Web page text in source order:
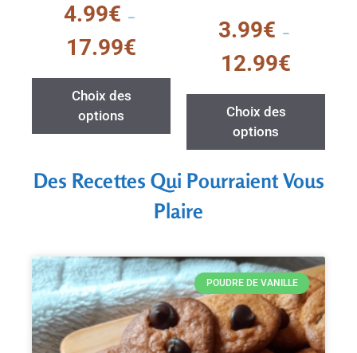
s
u
5
4.99€ –
17.99€
Choix des
options
s
u
5
3.99€ –
12.99€
Choix des
options
Des Recettes Qui Pourraient Vous
Plaire
POUDRE DE VANILLE